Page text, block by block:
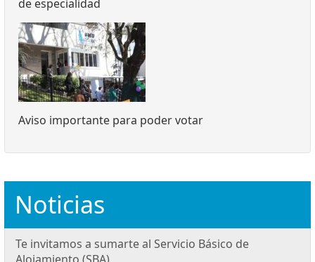
de especialidad
Aviso importante para poder votar
Noticias
Te invitamos a sumarte al Servicio Básico de